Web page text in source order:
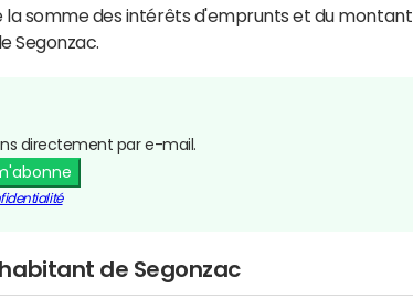
la somme des intérêts d'emprunts et du montant
Segonzac.
directement par e-mail.
de Segonzac